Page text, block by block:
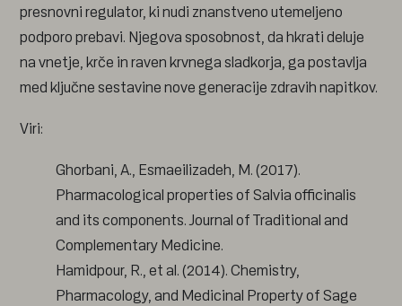
presnovni regulator, ki nudi znanstveno utemeljeno
podporo prebavi. Njegova sposobnost, da hkrati deluje
na vnetje, krče in raven krvnega sladkorja, ga postavlja
med ključne sestavine nove generacije zdravih napitkov.
Viri:
Ghorbani, A., Esmaeilizadeh, M. (2017).
Pharmacological properties of Salvia officinalis
and its components. Journal of Traditional and
Complementary Medicine.
Hamidpour, R., et al. (2014). Chemistry,
Pharmacology, and Medicinal Property of Sage